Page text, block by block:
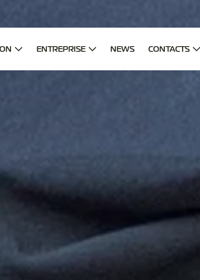
ENTREPRISE NEWS CONTACTS